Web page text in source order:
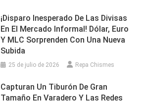
¡Disparo Inesperado De Las Divisas
En El Mercado Informal! Dólar, Euro
Y MLC Sorprenden Con Una Nueva
Subida
25 de julio de 2026 Repa Chismes
Capturan Un Tiburón De Gran
Tamaño En Varadero Y Las Redes